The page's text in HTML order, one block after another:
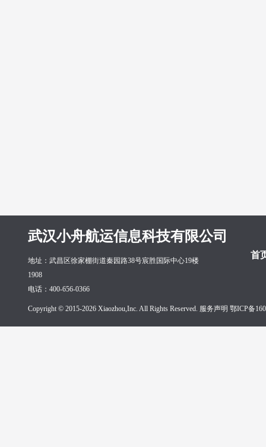
武汉小舟航运信息科技有限公司
首
地址：武昌区徐家棚街道秦园路38号宸胜国际中心19楼
1908
电话：400-656-0366
Copyright © 2015-2026 Xiaozhou,Inc. All Rights Reserved. 服务声明 鄂ICP备